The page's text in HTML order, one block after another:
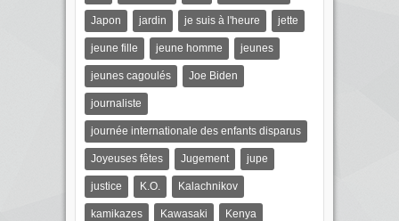
Japon jardin je suis à l'heure jette
jeune fille jeune homme jeunes
jeunes cagoulés Joe Biden
journaliste
journée internationale des enfants disparus
Joyeuses fêtes Jugement jupe
justice K.O. Kalachnikov
kamikazes Kawasaki Kenya